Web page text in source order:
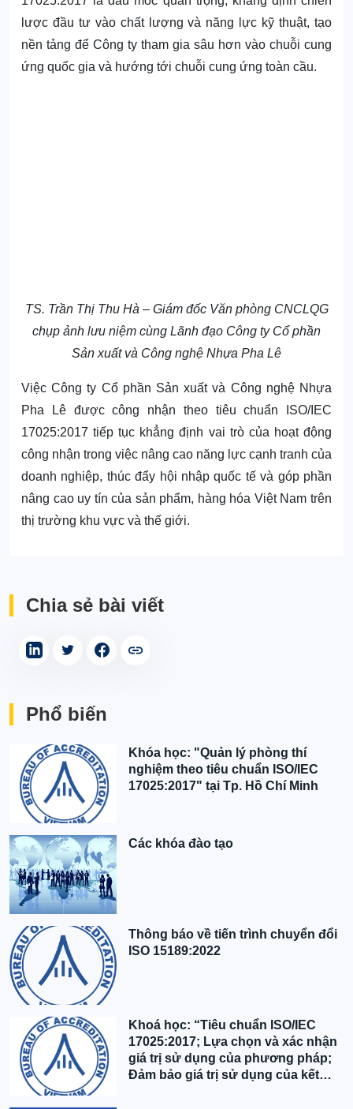
lược đầu tư vào chất lượng và năng lực kỹ thuật, tạo
nền tảng để Công ty tham gia sâu hơn vào chuỗi cung
ứng quốc gia và hướng tới chuỗi cung ứng toàn cầu.
TS. Trần Thị Thu Hà – Giám đốc Văn phòng CNCLQG
chụp ảnh lưu niệm cùng Lãnh đạo Công ty Cổ phần
Sản xuất và Công nghệ Nhựa Pha Lê
Việc Công ty Cổ phần Sản xuất và Công nghệ Nhựa
Pha Lê được công nhận theo tiêu chuẩn ISO/IEC
17025:2017 tiếp tục khẳng định vai trò của hoạt động
công nhận trong việc nâng cao năng lực cạnh tranh của
doanh nghiệp, thúc đẩy hội nhập quốc tế và góp phần
nâng cao uy tín của sản phẩm, hàng hóa Việt Nam trên
thị trường khu vực và thế giới.
Chia sẻ bài viết
Phổ biến
Khóa học: "Quản lý phòng thí
nghiệm theo tiêu chuẩn ISO/IEC
17025:2017" tại Tp. Hồ Chí Minh
Các khóa đào tạo
Thông báo về tiến trình chuyển đổi
ISO 15189:2022
Khoá học: “Tiêu chuẩn ISO/IEC
17025:2017; Lựa chọn và xác nhận
giá trị sử dụng của phương pháp;
Đảm bảo giá trị sử dụng của kết